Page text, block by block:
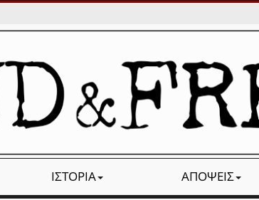
ΙΣΤΟΡΊΑ ΑΠΌΨΕΙΣ